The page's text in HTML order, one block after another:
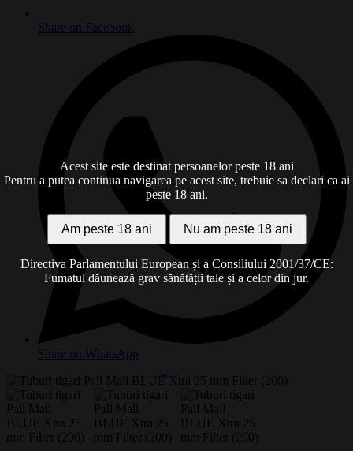
Share on Facebook
Share on WhatsApp
Acest site este destinat persoanelor peste 18 ani
Pentru a putea continua navigarea pe acest site, trebuie sa declari ca ai
peste 18 ani.
Am peste 18 ani Nu am peste 18 ani
Directiva Parlamentului European și a Consiliului 2001/37/CE:
Fumatul dăunează grav sănătății tale și a celor din jur.